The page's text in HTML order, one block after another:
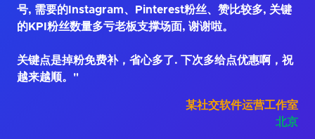
号, 需要的Instagram、Pinterest粉丝、赞比较多, 关键
的KPI粉丝数量多亏老板支撑场面, 谢谢啦。
关键点是掉粉免费补，省心多了. 下次多给点优惠啊，祝
越来越顺。"
某社交软件运营工作室
北京